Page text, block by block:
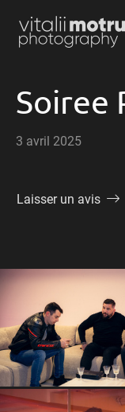
Soiree
3 avril 2025
Laisser un avis